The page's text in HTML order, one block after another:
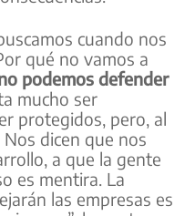
cuando nos
qué no vamos a
podemos defender
mucho ser
protegidos, pero, al
dicen que nos
a que la gente
es mentira. La
las empresas es